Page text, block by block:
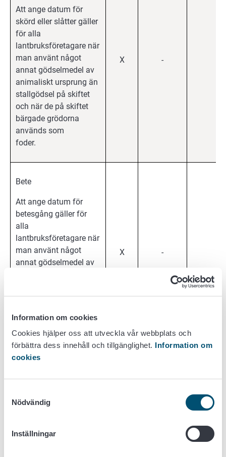
Information om cookies
Cookies hjälper oss att utveckla vår webbplats och
förbättra dess innehåll och tillgänglighet. Information om
cookies
Nödvändig
Inställningar
Att ange datum för
skörd eller slåtter gäller
för alla
lantbruksföretagare när
man använt något
annat gödselmedel av
animaliskt ursprung än
stallgödsel på skiftet
och när de på skiftet
bärgade grödorna
används som
foder.
X -
Bete
Att ange datum för
betesgång gäller för
alla
lantbruksföretagare när
man använt något
annat gödselmedel av
och när ett sådant
betesmark.
X -
Anläggande av skydds-
dem samt övriga
förstört